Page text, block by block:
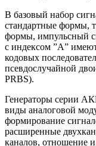
В базовый набор
стандартные формы,
формы, импульсный
с индексом ”А”
кодовых
псевдослучайной
PRBS).
Генераторы серии
виды аналоговой
формирование
расширенные
каналов, отношение